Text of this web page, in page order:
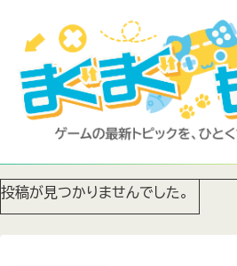
投稿が見つかりませんでした。